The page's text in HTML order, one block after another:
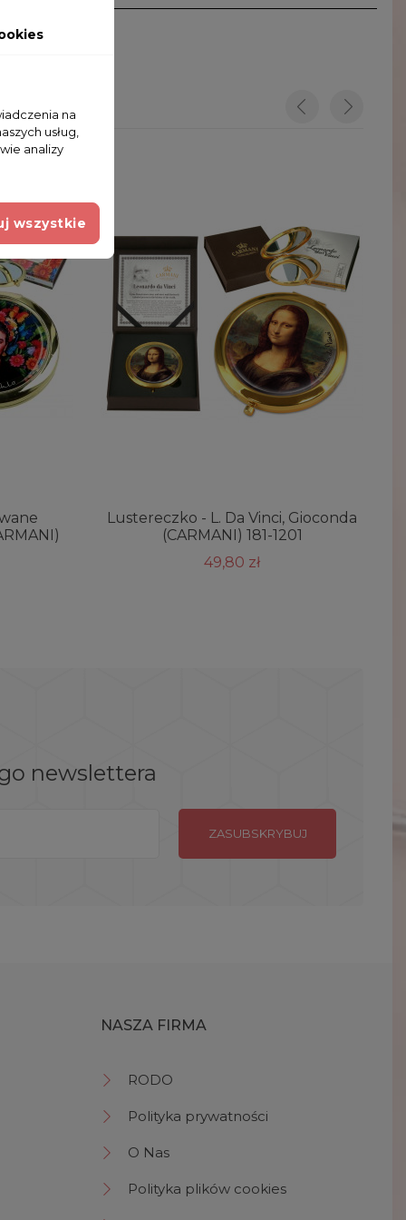
Lustereczko - L. Da Vinci, Gioconda
(CARMANI) 181-1201
49,80 zł
newslettera
NASZA FIRMA
RODO
Polityka prywatności
O Nas
Polityka plików cookies
na
usług,
analizy
wszystkie